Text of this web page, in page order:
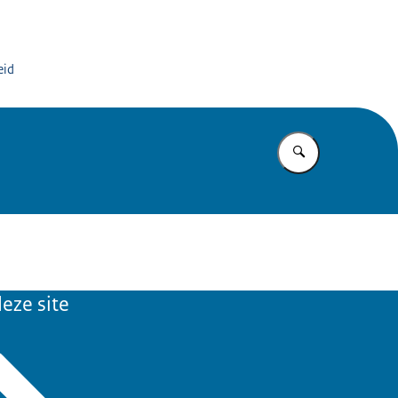
Vul in wat u
site